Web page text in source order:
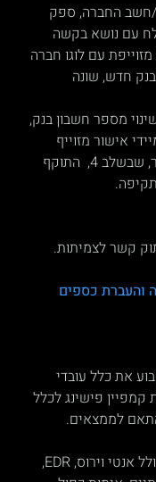
חשב החברה, ספק
עם נושא בקשה
עם לוגו חברה
חדש, שונה
מספר חשבון בנק,
אישור מזוייף
מהבנק על שינוי מספר חשבון. חשוב לזכור, שבשלב 4,  התוקף
קשר לצמיתות.
והעברת כספים
את כלל עובדי
קמפיין פישינג לכלל
לממצאים.
- התקנה של מערכות הגנת סייבר כולל אנטי וירוס, EDR,